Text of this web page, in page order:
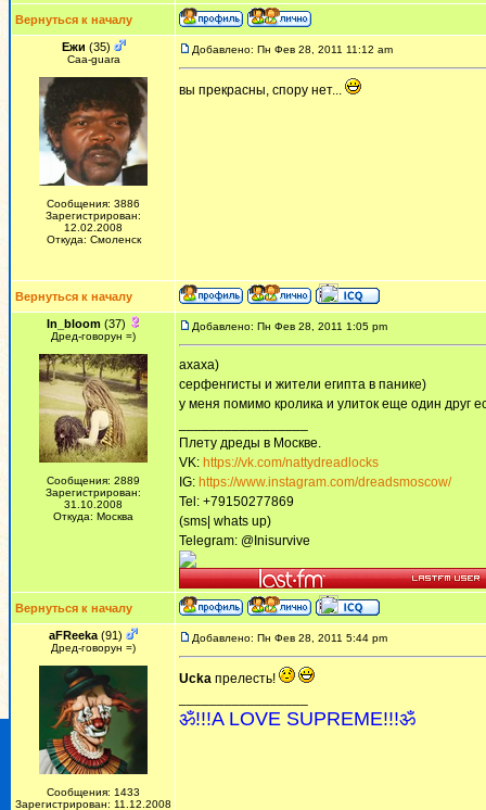
Вернуться к началу
Ежи (35)
Сaa-guara
Сообщения: 3886
Зарегистрирован:
12.02.2008
Откуда: Смоленск
Добавлено: Пн Фев 28, 2011 11:12 am
вы прекрасны, спору нет...
Вернуться к началу
In_bloom(37)
Дред-говорун =)
Сообщения: 2889
Зарегистрирован:
31.10.2008
Откуда: Москва
Добавлено: Пн Фев 28, 2011 1:05 pm
aхaхa)
сeрфeнгисты и житeли eгиптa в пaникe)
у мeня помимо кроликa и улиток eщe один друг
Плету дреды в Москве.
VK: https://vk.com/nattydreadlocks
IG: https://www.instagram.com/dreadsmoscow/
Tel: +79150277869
(sms| whats up)
Telegram: @Inisurvive
Вернуться к началу
aFReeka (91)
Дред-говорун =)
Сообщения: 1433
Зарегистрирован: 11.12.2008
Добавлено: Пн Фев 28, 2011 5:44 pm
Ucka прелесть!
ॐ!!!A LOVE SUPREME!!!ॐ